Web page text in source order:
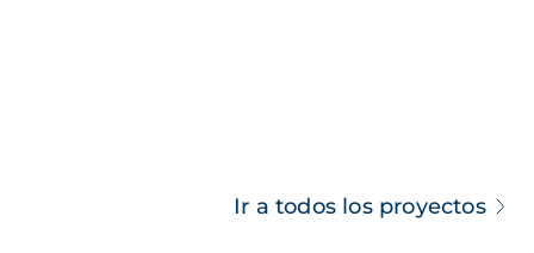
Ir a todos los proyectos